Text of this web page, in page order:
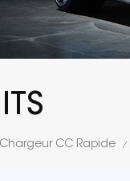
Chargeur CC Rapide /